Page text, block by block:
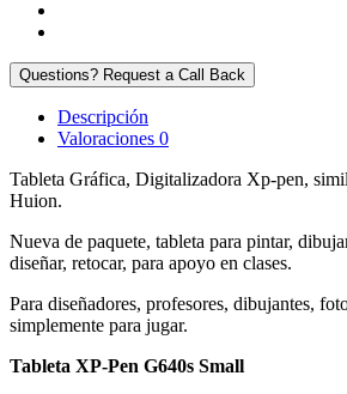
Questions? Request a Call Back
Descripción
Valoraciones 0
Tableta Gráfica, Digitalizadora Xp-pen,
Huion.
Nueva de paquete, tableta para pintar,
diseñar, retocar, para apoyo en clases.
Para diseñadores, profesores, dibujantes,
simplemente para jugar.
Tableta XP-Pen G640s Small